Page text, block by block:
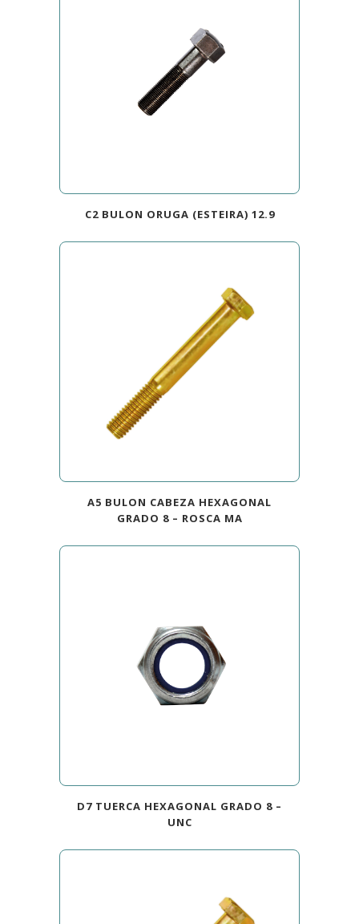
C2 BULON ORUGA (ESTEIRA) 12.9
A5 BULON CABEZA HEXAGONAL
GRADO 8 – ROSCA MA
D7 TUERCA HEXAGONAL GRADO 8 –
UNC